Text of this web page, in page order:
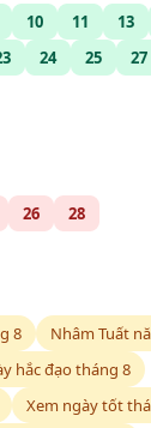
10 11 13
24 25 27
26 28
8
Nhâm Tuất
hắc đạo tháng 8
Xem ngày tốt